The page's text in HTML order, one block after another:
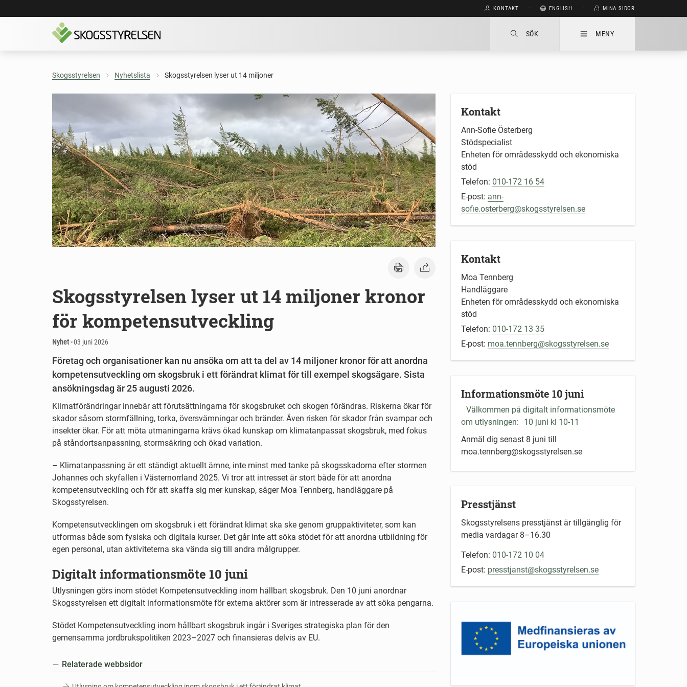
KONTAKT ⋅ ENGLISH ⋅ MINA SIDOR
SÖK MENY
Skogsstyrelsen Nyhetslista Skogsstyrelsen lyser ut 14 miljoner
Skogsstyrelsen lyser ut 14 miljoner kronor
för kompetensutveckling
Nyhet -03 juni 2026
Företag och organisationer kan nu ansöka om att ta del av 14 miljoner kronor för att anordna
kompetensutveckling om skogsbruk i ett förändrat klimat för till exempel skogsägare. Sista
ansökningsdag är 25 augusti 2026.
Klimatförändringar innebär att förutsättningarna för skogsbruket och skogen förändras. Riskerna ökar för
skador såsom stormfällning, torka, översvämningar och bränder. Även risken för skador från svampar och
insekter ökar. För att möta utmaningarna krävs ökad kunskap om klimatanpassat skogsbruk, med fokus
på ståndortsanpassning, stormsäkring och ökad variation.
– Klimatanpassning är ett ständigt aktuellt ämne, inte minst med tanke på skogsskadorna efter stormen
Johannes och skyfallen i Västernorrland 2025. Vi tror att intresset är stort både för att anordna
kompetensutveckling och för att skaffa sig mer kunskap, säger Moa Tennberg, handläggare på
Skogsstyrelsen.
Kompetensutvecklingen om skogsbruk i ett förändrat klimat ska ske genom gruppaktiviteter, som kan
utformas både som fysiska och digitala kurser. Det går inte att söka stödet för att anordna utbildning för
egen personal, utan aktiviteterna ska vända sig till andra målgrupper.
Digitalt informationsmöte 10 juni
Utlysningen görs inom stödet Kompetensutveckling inom hållbart skogsbruk. Den 10 juni anordnar
Skogsstyrelsen ett digitalt informationsmöte för externa aktörer som är intresserade av att söka pengarna.
Stödet Kompetensutveckling inom hållbart skogsbruk ingår i Sveriges strategiska plan för den
gemensamma jordbrukspolitiken 2023–2027 och finansieras delvis av EU.
Relaterade webbsidor
Kontakt
Ann-Sofie Österberg
Stödspecialist
Enheten för områdesskydd och ekonomiska
stöd
Telefon: 010-172 16 54
E-post: ann-
sofie.osterberg@skogsstyrelsen.se
Kontakt
Moa Tennberg
Handläggare
Enheten för områdesskydd och ekonomiska
stöd
Telefon: 010-172 13 35
E-post: moa.tennberg@skogsstyrelsen.se
Informationsmöte 10 juni
Välkommen på digitalt informationsmöte
om utlysningen:
10 juni kl 10-11
Anmäl dig senast 8 juni till
moa.tennberg@skogsstyrelsen.se
Presstjänst
Skogsstyrelsens presstjänst är tillgänglig för
media vardagar 8–16.30
Telefon: 010-172 10 04
E-post: presstjanst@skogsstyrelsen.se